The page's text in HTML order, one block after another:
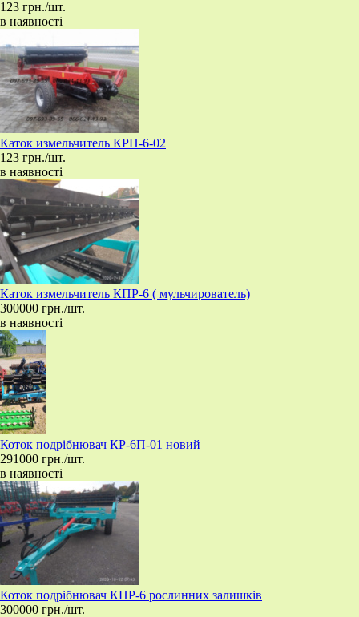
123 грн./шт.
в наявності
Каток измельчитель КРП-6-02
123 грн./шт.
в наявності
Каток измельчитель КПР-6 ( мульчирователь)
300000 грн./шт.
в наявності
​Коток подрібнювач КР-6П-01 новий
291000 грн./шт.
в наявності
Коток подрібнювач КПР-6 рослинних залишків
300000 грн./шт.